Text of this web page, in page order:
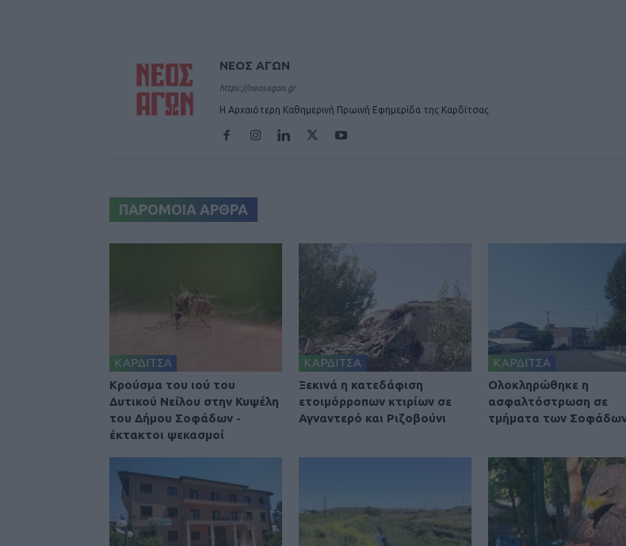
ΝΕΟΣ ΑΓΩΝ
https://neosagon.gr
Η Αρχαιότερη Καθημερινή Πρωινή Εφημερίδα της Καρδίτσας
ΠΑΡΟΜΟΙΑ ΑΡΘΡΑ
ΚΑΡΔΙΤΣΑ
Κρούσμα του ιού του
Δυτικού Νείλου στην Κυψέλη
του Δήμου Σοφάδων -
έκτακτοι ψεκασμοί
ΚΑΡΔΙΤΣΑ
Ξεκινά η κατεδάφιση
ετοιμόρροπων κτιρίων σε
Αγναντερό και Ριζοβούνι
ΚΑΡΔΙΤΣΑ
Ολοκληρώθηκε η
ασφαλτόστρωση σε
τμήματα των